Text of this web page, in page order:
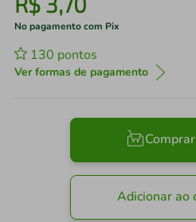
No pagamento com Pix
130 pontos
Ver formas de pagamento
Adicionar ao